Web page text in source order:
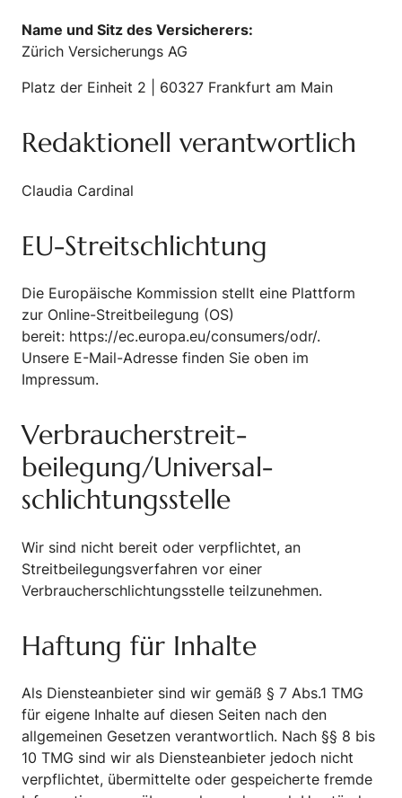
Name und Sitz des Versicherers:
Zürich Versicherungs AG
Platz der Einheit 2 | 60327 Frankfurt am Main
Redaktionell verantwortlich
Claudia Cardinal
EU-Streitschlichtung
Die Europäische Kommission stellt eine Plattform
zur Online-Streitbeilegung (OS)
bereit: https://ec.europa.eu/consumers/odr/.
Unsere E-Mail-Adresse finden Sie oben im
Impressum.
Verbraucher­streit­
beilegung/Universal­
schlichtungs­stelle
Wir sind nicht bereit oder verpflichtet, an
Streitbeilegungsverfahren vor einer
Verbraucherschlichtungsstelle teilzunehmen.
Haftung für Inhalte
Als Diensteanbieter sind wir gemäß § 7 Abs.1 TMG
für eigene Inhalte auf diesen Seiten nach den
allgemeinen Gesetzen verantwortlich. Nach §§ 8 bis
10 TMG sind wir als Diensteanbieter jedoch nicht
verpflichtet, übermittelte oder gespeicherte fremde